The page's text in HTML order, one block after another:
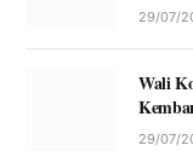
29/07/
Wali
29/07/